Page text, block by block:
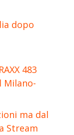
dopo
483
Milano-
ma dal
Stream